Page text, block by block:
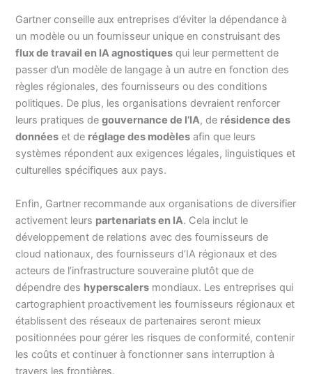
Gartner conseille aux entreprises d’éviter la dépendance à
un modèle ou un fournisseur unique en construisant des
flux de travail en IA agnostiques qui leur permettent de
passer d’un modèle de langage à un autre en fonction des
règles régionales, des fournisseurs ou des conditions
politiques. De plus, les organisations devraient renforcer
leurs pratiques degouvernance de l’IA, de résidence des
données et de réglage des modèles afin que leurs
systèmes répondent aux exigences légales, linguistiques et
culturelles spécifiques aux pays.
Enfin, Gartner recommande aux organisations de diversifier
activement leurs partenariats en IA. Cela inclut le
développement de relations avec des fournisseurs de
cloud nationaux, des fournisseurs d’IA régionaux et des
acteurs de l’infrastructure souveraine plutôt que de
dépendre des hyperscalers mondiaux. Les entreprises qui
cartographient proactivement les fournisseurs régionaux et
établissent des réseaux de partenaires seront mieux
positionnées pour gérer les risques de conformité, contenir
les coûts et continuer à fonctionner sans interruption à
travers les frontières.